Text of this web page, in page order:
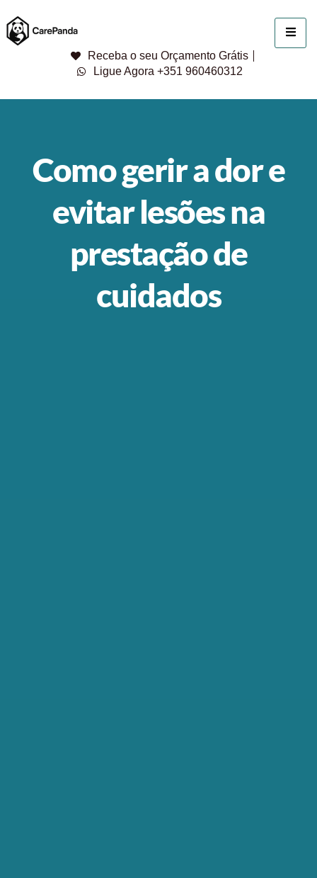
Receba o seu Orçamento Grátis
Ligue Agora +351 960460312
Como gerir a dor e
evitar lesões na
prestação de
cuidados